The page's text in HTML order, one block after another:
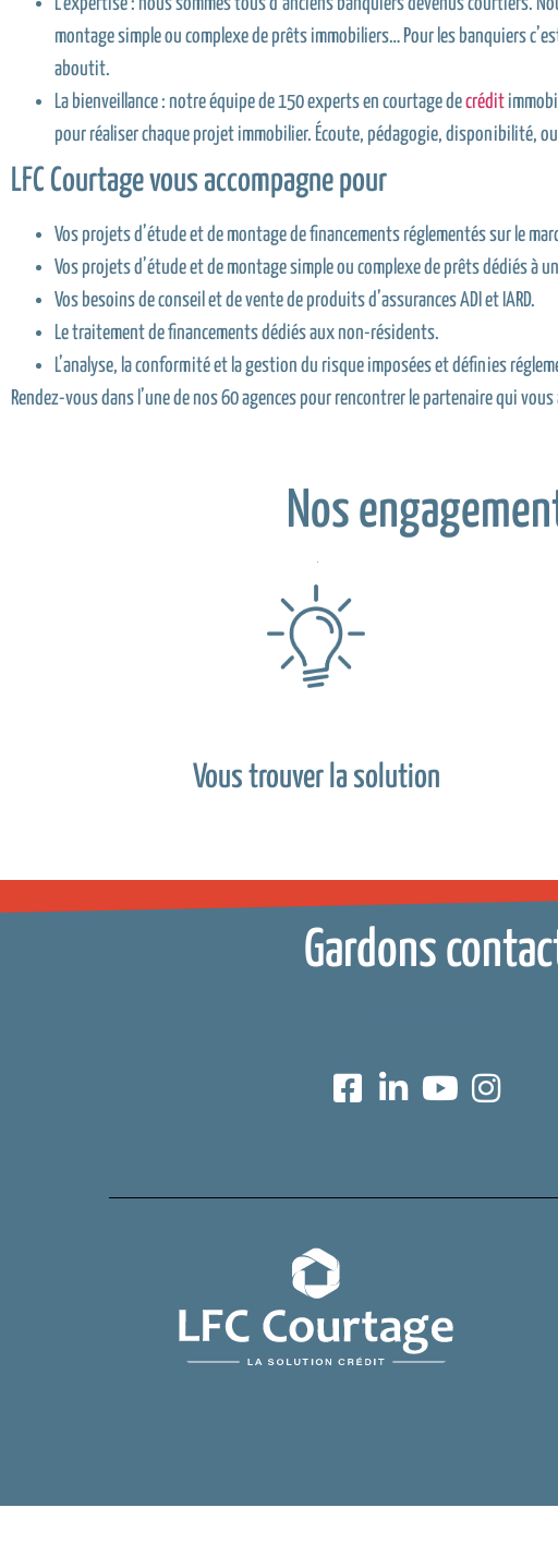
montage simple ou complexe de prêts immobiliers… Pour les banquiers
aboutit.
La bienveillance : notre équipe de 150 experts en courtage decrédit
pour réaliser chaque projet immobilier. Écoute, pédagogie, disponibilité,
LFC Courtage vous accompagne pour
Vos projets d’étude et de montage de financements réglementés sur le
Vos projets d’étude et de montage simple ou complexe de prêts dédiés à
Vos besoins de conseil et de vente de produits d’assurances ADI et IARD.
Le traitement de financements dédiés aux non-résidents.
L’analyse, la conformité et la gestion du risque imposées et définies
Rendez-vous dans l’une de nos 60 agences pour rencontrer le partenaire qui
Nos
Vous trouver la solution
Gardons